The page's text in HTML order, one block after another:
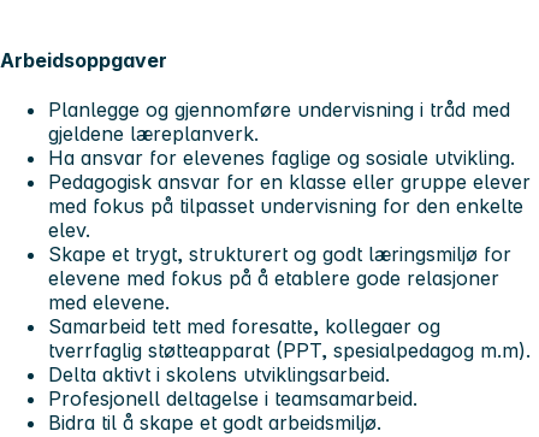
Arbeidsoppgaver
Planlegge og gjennomføre undervisning i tråd med
gjeldene læreplanverk.
Ha ansvar for elevenes faglige og sosiale utvikling.
Pedagogisk ansvar for en klasse eller gruppe elever
med fokus på tilpasset undervisning for den enkelte
elev.
Skape et trygt, strukturert og godt læringsmiljø for
elevene med fokus på å etablere gode relasjoner
med elevene.
Samarbeid tett med foresatte, kollegaer og
tverrfaglig støtteapparat (PPT, spesialpedagog m.m).
Delta aktivt i skolens utviklingsarbeid.
Profesjonell deltagelse i teamsamarbeid.
Bidra til å skape et godt arbeidsmiljø.